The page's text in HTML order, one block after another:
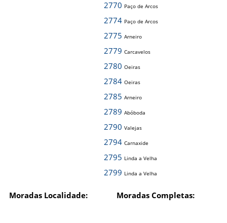
2770 Paço de Arcos
2774 Paço de Arcos
2775 Arneiro
2779 Carcavelos
2780 Oeiras
2784 Oeiras
2785 Arneiro
2789 Abóboda
2790 Valejas
2794 Carnaxide
2795 Linda a Velha
2799 Linda a Velha
Moradas Localidade: Moradas Completas: